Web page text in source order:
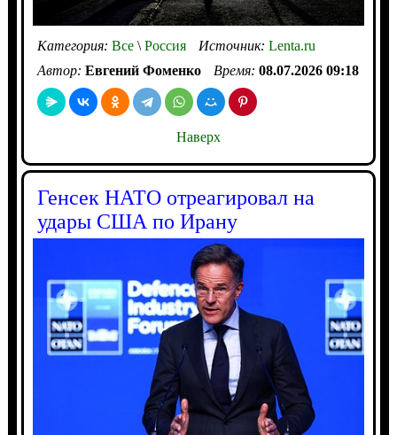
Категория: Все\Россия Источник: Lenta.ru
Автор: Евгений Фоменко Время: 08.07.2026 09:18
Наверх
Генсек НАТО отреагировал на
удары США по Ирану